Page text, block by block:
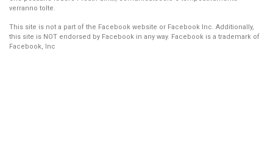
verranno tolte.
This site is not a part of the Facebook website or Facebook Inc. Additionally,
this site is NOT endorsed by Facebook in any way. Facebook is a trademark of
Facebook, Inc